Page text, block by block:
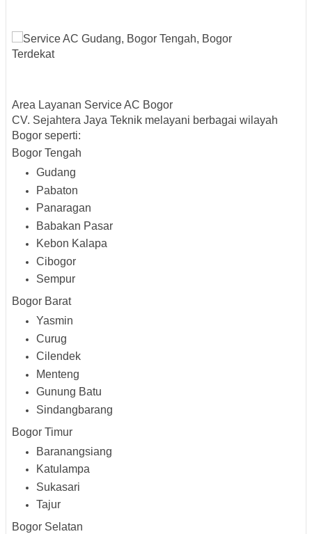
Area Layanan Service AC Bogor
CV. Sejahtera Jaya Teknik melayani berbagai wilayah
Bogor seperti:
Bogor Tengah
Gudang
Pabaton
Panaragan
Babakan Pasar
Kebon Kalapa
Cibogor
Sempur
Bogor Barat
Yasmin
Curug
Cilendek
Menteng
Gunung Batu
Sindangbarang
Bogor Timur
Baranangsiang
Katulampa
Sukasari
Tajur
Bogor Selatan